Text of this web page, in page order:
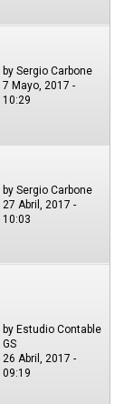
by Sergio Carbone
7 Mayo, 2017 -
10:29
by Sergio Carbone
27 Abril, 2017 -
10:03
by Estudio Contable
GS
26 Abril, 2017 -
09:19